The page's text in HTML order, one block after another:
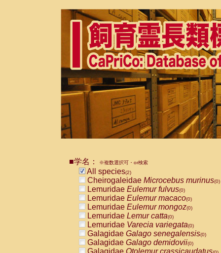
■学名： ※複数選択可・or検索
All species(2)
Cheirogaleidae Microcebus murinus(0)
Lemuridae Eulemur fulvus(0)
Lemuridae Eulemur macaco(0)
Lemuridae Eulemur mongoz(0)
Lemuridae Lemur catta(0)
Lemuridae Varecia variegata(0)
Galagidae Galago senegalensis(0)
Galagidae Galago demidovii(0)
Galagidae Otolemur crassicaudatus